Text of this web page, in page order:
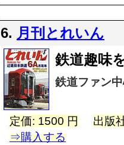
6. 月刊とれいん
鉄道趣味
鉄道ファン
定価: 1500 円
出版
⇒購入する